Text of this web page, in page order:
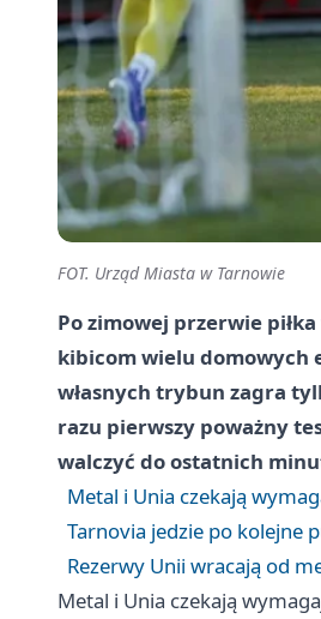
FOT. Urząd Miasta w Tarnowie
Po zimowej przerwie
kibicom wielu domowych
własnych trybun zagra
razu pierwszy poważny
walczyć do ostatnich
Metal i Unia czekają
Tarnovia jedzie po kolejne
Rezerwy Unii wracają od
Metal i Unia czekają